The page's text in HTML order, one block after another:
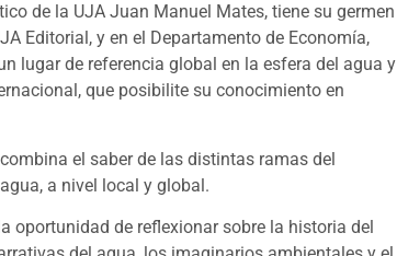
de la UJA Juan Manuel Mates, tiene su germen
Editorial, y en el Departamento de Economía,
lugar de referencia global en la esfera del agua y
que posibilite su conocimiento en
el saber de las distintas ramas del
a nivel local y global.
oportunidad de reflexionar sobre la historia del